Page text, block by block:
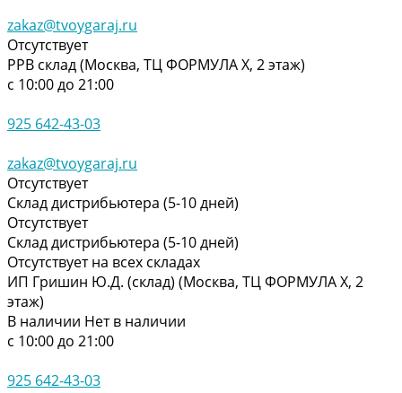
zakaz@tvoygaraj.ru
Отсутствует
РРВ склад (Москва, ТЦ ФОРМУЛА Х, 2 этаж)
с 10:00 до 21:00
925 642-43-03
zakaz@tvoygaraj.ru
Отсутствует
Склад дистрибьютера (5-10 дней)
Отсутствует
Склад дистрибьютера (5-10 дней)
Отсутствует на всех складах
ИП Гришин Ю.Д. (склад) (Москва, ТЦ ФОРМУЛА Х, 2
этаж)
В наличии Нет в наличии
с 10:00 до 21:00
925 642-43-03